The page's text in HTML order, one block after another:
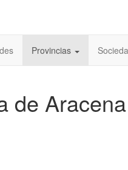
Provincias
de